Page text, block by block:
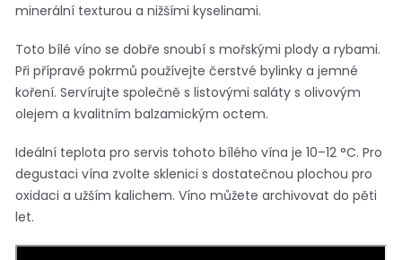
minerální texturou a nižšími kyselinami.
Toto bílé víno se dobře snoubí s mořskými plody a rybami.
Při přípravě pokrmů používejte čerstvé bylinky a jemné
koření. Servírujte společně s listovými saláty s olivovým
olejem a kvalitním balzamickým octem.
Ideální teplota pro servis tohoto bílého vína je 10–12 °C. Pro
degustaci vína zvolte sklenici s dostatečnou plochou pro
oxidaci a užším kalichem. Víno můžete archivovat do pěti
let.